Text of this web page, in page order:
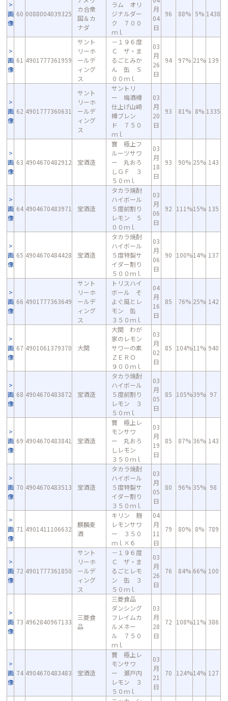
画
像
60 0088004039325
カ合衆
国＆カ
ナダ
ラム オリ
ジナルダー
ク ７００
ｍｌ
月
04
日
96 88% 5% 1438
画
像
61 4901777361959
サント
リーホ
ールデ
ィング
ス
－１９６度
Ｃ ザ・ま
るごとみか
ん 缶 ５
００ｍｌ
03
月
26
日
94 97% 21% 139
画
像
62 4901777360631
サント
リーホ
ールデ
ィング
ス
サントリ
ー 梅酒樽
仕上げ山崎
樽ブレン
ド ７５０
ｍｌ
03
月
20
日
93 81% 8% 1335
画
像
63 4904670482912 宝酒造
寶 極上フ
ルーツサワ
ー 丸おろ
しＧＦ ３
５０ｍｌ
03
月
18
日
93 90% 25% 143
画
像
64 4904670483971 宝酒造
タカラ焼酎
ハイボール
５度前割り
レモン ５
００ｍｌ
03
月
06
日
92 111%15% 135
画
像
65 4904670484428 宝酒造
タカラ焼酎
ハイボール
５度特製サ
イダー割り
５００ｍｌ
03
月
06
日
90 100%14% 137
画
像
66 4901777363649
サント
リーホ
ールデ
ィング
ス
トリスハイ
ボール そ
よぐ風とレ
モン 缶
３５０ｍｌ
04
月
16
日
85 76% 25% 142
画
像
67 4901061379370 大関
大関 わが
家のレモン
サワーの素
ＺＥＲＯ
９００ｍｌ
03
月
02
日
85 104%11% 940
画
像
68 4904670483872 宝酒造
タカラ焼酎
ハイボール
５度前割り
レモン ３
５０ｍｌ
03
月
05
日
85 105%39% 97
画
像
69 4904670483841 宝酒造
寶 極上レ
モンサワ
ー 丸おろ
しレモン
３５０ｍｌ
03
月
19
日
85 87% 36% 143
画
像
70 4904670483513 宝酒造
タカラ焼酎
ハイボール
５度特製サ
イダー割り
３５０ｍｌ
03
月
05
日
80 96% 35% 98
画
像
71 4901411106632
麒麟麦
酒
キリン 麹
レモンサワ
ー ３５０
ｍｌ×６
04
月
11
日
79 80% 8% 789
画
像
72 4901777361850
サント
リーホ
ールデ
ィング
ス
－１９６度
Ｃ ザ・ま
るごとレモ
ン 缶 ３
５０ｍｌ
03
月
26
日
76 84% 66% 100
画
像
73 4962840967133
三菱食
品
三菱食品
ダンシング
フレイムカ
ルメネー
ル ７５０
ｍｌ
03
月
28
日
72 108%11% 386
画
像
74 4904670483483 宝酒造
寶 極上レ
モンサワ
ー 瀬戸内
レモン ３
５０ｍｌ
03
月
21
日
70 124%14% 127